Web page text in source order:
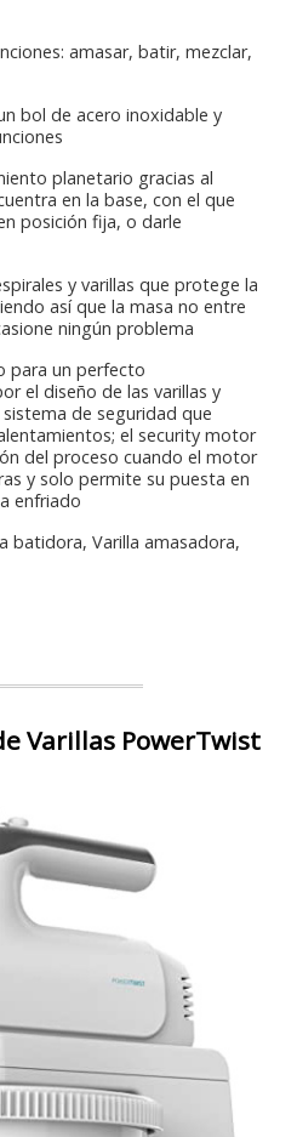
amasar, batir, mezclar,
bol de acero inoxidable y
planetario gracias al
en la base, con el que
posición fija, o darle
y varillas que protege la
así que la masa no entre
ningún problema
para un perfecto
el diseño de las varillas y
de seguridad que
el security motor
del proceso cuando el motor
y solo permite su puesta en
enfriado
batidora, Varilla amasadora,
Varillas PowerTwist